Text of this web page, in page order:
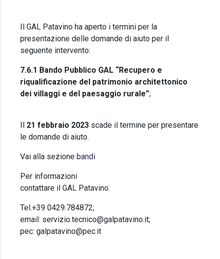
Il GAL Patavino ha aperto i termini per la
presentazione delle domande di aiuto per il
seguente intervento:
7.6.1 Bando Pubblico GAL “Recupero e
riqualificazione del patrimonio architettonico
dei villaggi e del paesaggio rurale”;
21 febbraio 2023 scade il termine per presentare
le domande di aiuto.
Vai alla sezione bandi
Per informazioni
contattare il GAL Patavino:
Tel.+39 0429.784872;
email: servizio.tecnico@galpatavino.it;
pec: galpatavino@pec.it